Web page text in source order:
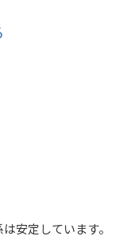
安定しています。